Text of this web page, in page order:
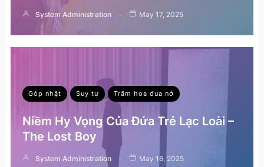
System Administration May 17, 2025
Góp nhặt Suy tư Trăm hoa đua nở
Niềm Hy Vọng Của Đứa Trẻ Lạc Loài –
The Lost Boy
System Administration May 16, 2025